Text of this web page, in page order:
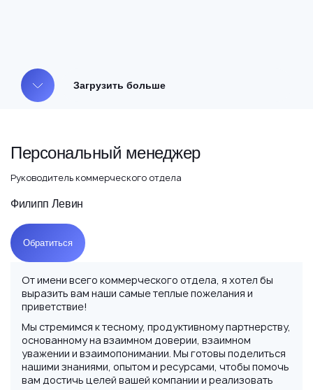
Загрузить больше
Персональный менеджер
Руководитель коммерческого отдела
Филипп Левин
Обратиться
От имени всего коммерческого отдела, я хотел бы
выразить вам наши самые теплые пожелания и
приветствие!
Мы стремимся к тесному, продуктивному партнерству,
основанному на взаимном доверии, взаимном
уважении и взаимопонимании. Мы готовы поделиться
нашими знаниями, опытом и ресурсами, чтобы помочь
вам достичь целей вашей компании и реализовать